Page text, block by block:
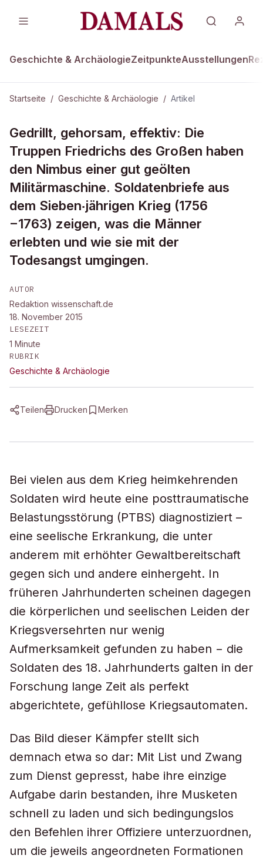
Geschichte & ArchäologieZeitpunkteAusstellungen
Startseite / Geschichte & Archäologie / Artikel
Im Kugelhagel der Musketen
Gedrillt, gehorsam, effektiv: Die
Truppen Friedrichs des Großen haben
den Nimbus einer gut geölten
Militärmaschine. Soldatenbriefe aus
dem Sieben‧jährigen Krieg (1756
−1763) zeigen, was die Männer
erlebten und wie sie mit der
Todesangst umgingen.
AUTOR
Redaktion wissenschaft.de
18. November 2015
LESEZEIT
1 Minute
RUBRIK
Geschichte & Archäologie
Teilen Drucken Merken
Bei vielen aus dem Krieg heimkehrenden
Soldaten wird heute eine posttraumatische
Belastungsstörung (PTBS) diagnostiziert –
eine seelische Erkrankung, die unter
anderem mit erhöhter Gewaltbereitschaft
gegen sich und andere einhergeht. In
früheren Jahrhunderten scheinen dagegen
die körperlichen und seelischen Leiden der
Kriegsversehrten nur wenig
Aufmerksamkeit gefunden zu haben − die
Soldaten des 18. Jahrhunderts galten in der
Forschung lange Zeit als perfekt
abgerichtete, gefühllose Kriegsautomaten.
Das Bild dieser Kämpfer stellt sich
demnach etwa so dar: Mit List und Zwang
zum Dienst gepresst, habe ihre einzige
Aufgabe darin bestanden, ihre Musketen
schnell zu laden und sich bedingungslos
den Befehlen ihrer Offiziere unterzuordnen,
um die jeweils angeordneten Formationen